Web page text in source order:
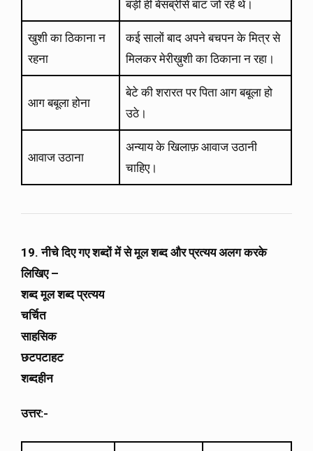
बड़ी ही बेसब्रीसे बाट जो रहे थे।
खुशी का ठिकाना न
रहना
कई सालों बाद अपने बचपन के मित्र से
मिलकर मेरीख़ुशी का ठिकाना न रहा।
आग बबूला होना
बेटे की शरारत पर पिता आग बबूला हो
उठे।
आवाज उठाना
अन्याय के खिलाफ़ आवाज उठानी
चाहिए।
19. नीचे दिए गए शब्दों में से मूल शब्द और प्रत्यय अलग करके
लिखिए –
शब्द मूल शब्द प्रत्यय
चर्चित
साहसिक
छटपटाहट
शब्दहीन
उत्तर:-